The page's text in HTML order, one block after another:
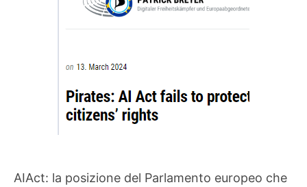
diritti
AIAct: la posizione del Parlamento europeo che